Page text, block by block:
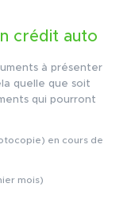
crédit auto
à présenter
quelle que soit
qui pourront
en cours de
mois)